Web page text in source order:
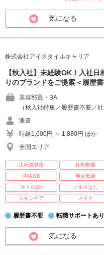
気になる
株式会社アイスタイルキャリア
【秋入社】未経験OK！入社
りのブランドをご提案＜履歴
美容部員・BA
（秋入社特集／履歴書不要／
派遣
時給1,600円 ～ 1,880円 ほか
全国エリア
正社員登用 社割制度
学生OK
男女歓迎
ネイルOK
ノルマなし
スキンケア
メイク
履歴書不要 転職サポートあり
気になる